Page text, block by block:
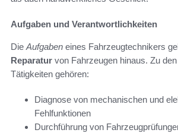
Aufgaben und Verantwortlichkeiten
Die Aufgaben eines Fahrzeugtechnikers
Reparatur von Fahrzeugen hinaus. Zu
Tätigkeiten gehören:
Diagnose von mechanischen und
Fehlfunktionen
Durchführung von